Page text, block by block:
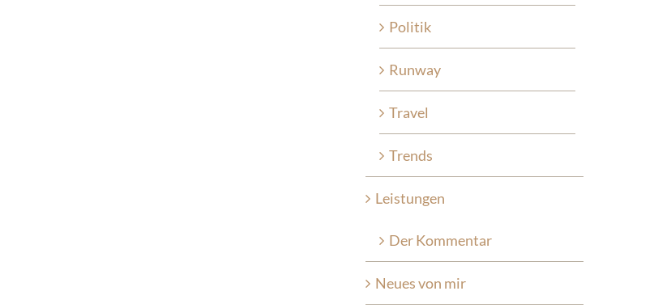
Politik
Runway
Travel
Trends
Leistungen
Der Kommentar
Neues von mir